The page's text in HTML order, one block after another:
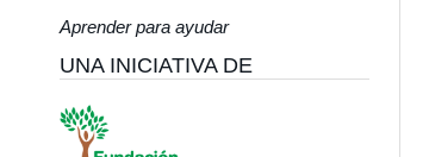
Aprender para ayudar
UNA INICIATIVA DE